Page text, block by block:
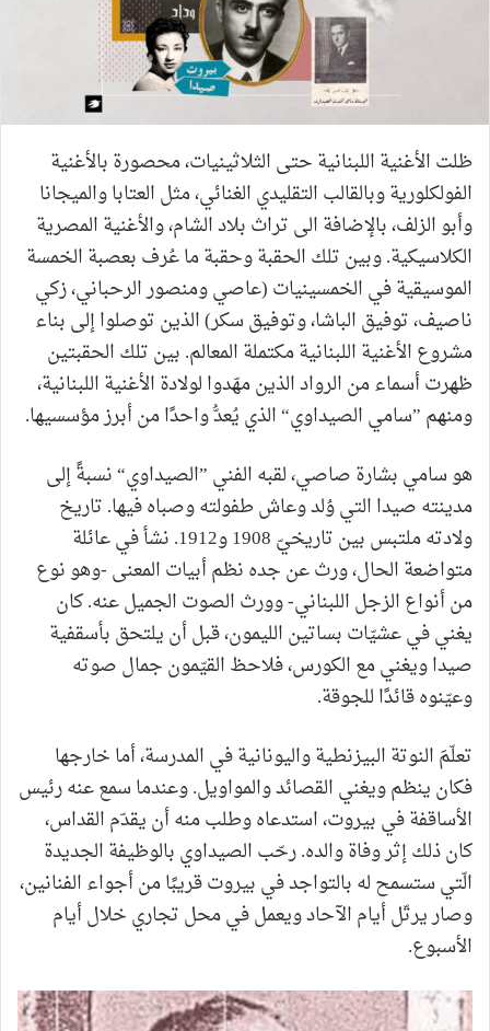
ظلت الأغنية اللبنانية حتى الثلاثينيات، محصورة بالأغنية
الفولكلورية وبالقالب التقليدي الغنائي، مثل العتابا والميجانا
وأبو الزلف، بالإضافة الى تراث بلاد الشام، والأغنية المصرية
الكلاسيكية. وبين تلك الحقبة وحقبة ما عُرف بعصبة الخمسة
الموسيقية في الخمسينيات (عاصي ومنصور الرحباني، زكي
ناصيف، توفيق الباشا، وتوفيق سكر) الذين توصلوا إلى بناء
مشروع الأغنية اللبنانية مكتملة المعالم. بين تلك الحقبتين
ظهرت أسماء من الرواد الذين مهّدوا لولادة الأغنية اللبنانية،
ومنهم ”سامي الصيداوي“ الذي يُعدُّ واحدًا من أبرز مؤسسيها.
هو سامي بشارة صاصي، لقبه الفني ”الصيداوي“ نسبةً إلى
مدينته صيدا التي وُلد وعاش طفولته وصباه فيها. تاريخ
ولادته ملتبس بين تاريخيّ 1908 و1912. نشأ في عائلة
متواضعة الحال، ورث عن جده نظم أبيات المعنى -وهو نوع
من أنواع الزجل اللبناني- وورث الصوت الجميل عنه. كان
يغني في عشيّات بساتين الليمون، قبل أن يلتحق بأسقفية
صيدا ويغني مع الكورس، فلاحظ القيّمون جمال صوته
وعيّنوه قائدًا للجوقة.
تعلّمَ النوتة البيزنطية واليونانية في المدرسة، أما خارجها
فكان ينظم ويغني القصائد والمواويل. وعندما سمع عنه رئيس
الأساقفة في بيروت، استدعاه وطلب منه أن يقدّم القداس،
كان ذلك إثر وفاة والده. رحّب الصيداوي بالوظيفة الجديدة
الّتي ستسمح له بالتواجد في بيروت قريبًا من أجواء الفنانين،
وصار يرتّل أيام الآحاد ويعمل في محل تجاري خلال أيام
الأسبوع.